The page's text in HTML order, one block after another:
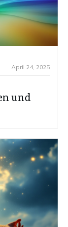
April 24, 2025
und